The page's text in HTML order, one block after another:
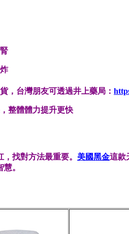
，台灣朋友可透過井上藥局：
整體體力提升更快
找對方法最重要。 美國黑金這款
。